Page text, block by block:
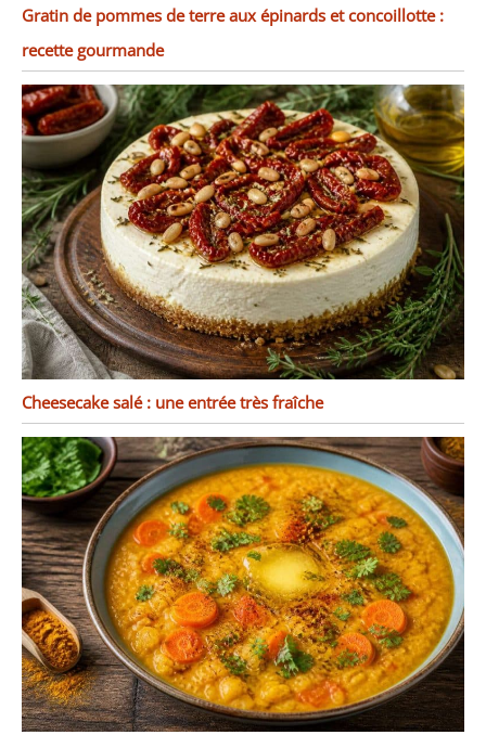
Gratin de pommes de terre aux épinards et concoillotte :
recette gourmande
Cheesecake salé : une entrée très fraîche